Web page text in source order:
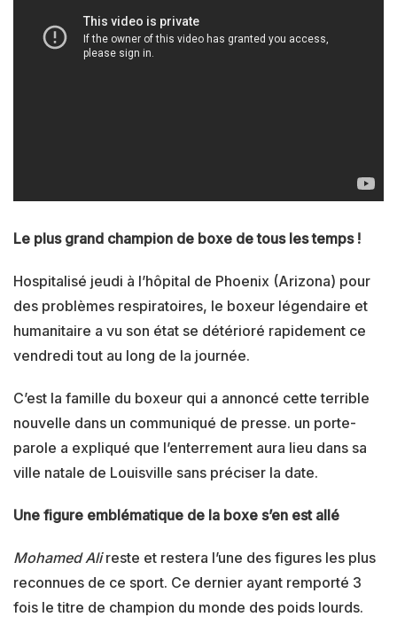
Le plus grand champion de boxe de tous les temps !
Hospitalisé jeudi à l’hôpital de Phoenix (Arizona) pour
des problèmes respiratoires, le boxeur légendaire et
humanitaire a vu son état se détérioré rapidement ce
vendredi tout au long de la journée.
C’est la famille du boxeur qui a annoncé cette terrible
nouvelle dans un communiqué de presse. un porte-
parole a expliqué que l’enterrement aura lieu dans sa
ville natale de Louisville sans préciser la date.
Une figure emblématique de la boxe s’en est allé
Mohamed Alireste et restera l’une des figures les plus
reconnues de ce sport. Ce dernier ayant remporté 3
fois le titre de champion du monde des poids lourds.